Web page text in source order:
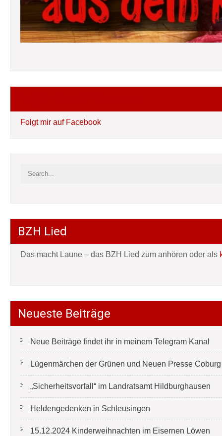
Folgt mir auf Facebook
BZH Lied
Das macht Laune – das BZH Lied zum anhören oder als
Neueste Beiträge
Neue Beiträge findet ihr in meinem Telegram Kanal
Lügenmärchen der Grünen und Neuen Presse
„Sicherheitsvorfall“ im Landratsamt Hildburghausen
Heldengedenken in Schleusingen
15.12.2024 Kinderweihnachten im Eisernen Löwen